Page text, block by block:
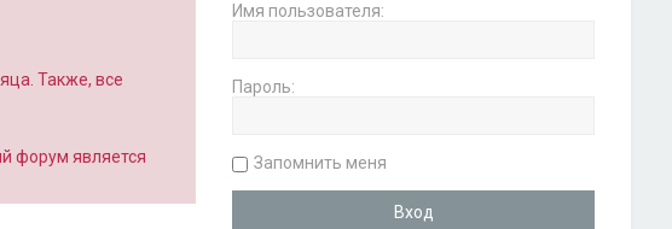
Также, все
форум является
Имя пользователя:
Пароль:
Запомнить меня